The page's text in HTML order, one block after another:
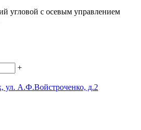
угловой с осевым управлением
+
ул. А.Ф.Войстроченко, д.2